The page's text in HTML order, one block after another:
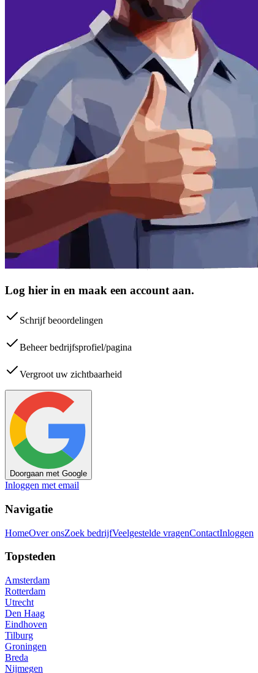
Log hier in en maak een account aan.
Schrijf beoordelingen
Beheer bedrijfsprofiel/pagina
Vergroot uw zichtbaarheid
Doorgaan met Google
Inloggen met email
Navigatie
HomeOver onsZoek bedrijfVeelgestelde vragenContactInloggen
Topsteden
Amsterdam
Rotterdam
Utrecht
Den Haag
Eindhoven
Tilburg
Groningen
Breda
Nijmegen